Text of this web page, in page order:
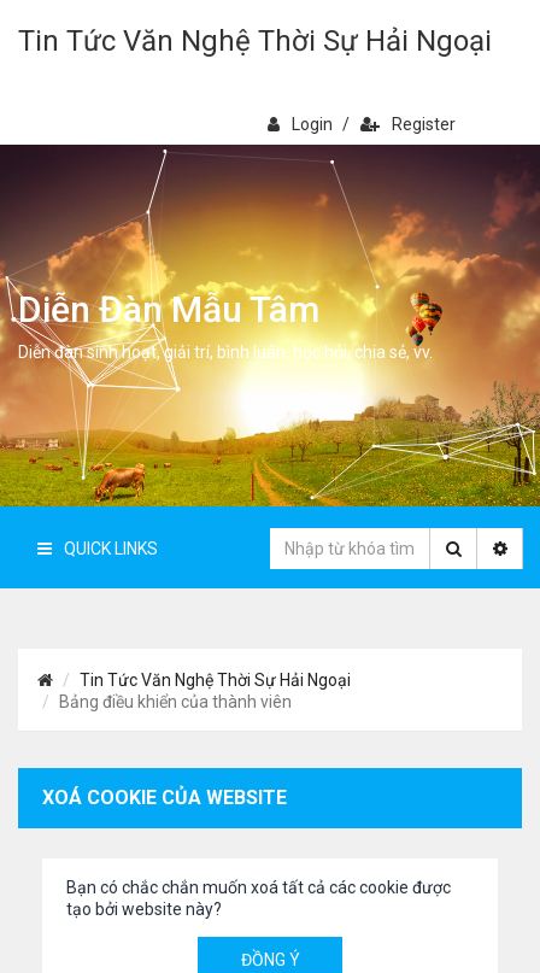
Tin Tức Văn Nghệ Thời Sự Hải Ngoại
Login / Register
Diễn Đàn Mẫu Tâm
Diễn đàn sinh hoạt, giải trí, bình luân, học hỏi, chia sẻ, vv.
QUICK LINKS
Tin Tức Văn Nghệ Thời Sự Hải Ngoại
Bảng điều khiển của thành viên
XOÁ COOKIE CỦA WEBSITE
Bạn có chắc chắn muốn xoá tất cả các cookie được
tạo bởi website này?